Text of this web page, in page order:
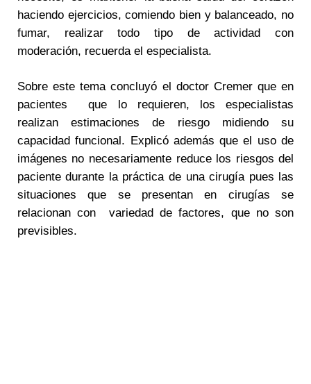
haciendo ejercicios, comiendo bien y balanceado, no
fumar, realizar todo tipo de actividad con
moderación, recuerda el especialista.
Sobre este tema concluyó el doctor Cremer que en
pacientes que lo requieren, los especialistas
realizan estimaciones de riesgo midiendo su
capacidad funcional. Explicó además que el uso de
imágenes no necesariamente reduce los riesgos del
paciente durante la práctica de una cirugía pues las
situaciones que se presentan en cirugías se
relacionan con variedad de factores, que no son
previsibles.